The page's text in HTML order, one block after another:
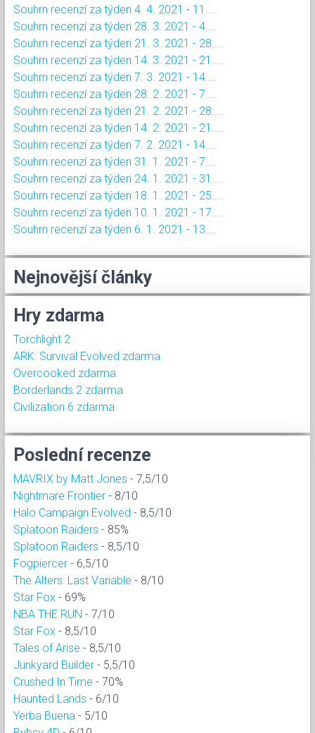
Souhrn recenzí za týden 4. 4. 2021 - 11....
Souhrn recenzí za týden 28. 3. 2021 - 4....
Souhrn recenzí za týden 21. 3. 2021 - 28....
Souhrn recenzí za týden 14. 3. 2021 - 21....
Souhrn recenzí za týden 7. 3. 2021 - 14....
Souhrn recenzí za týden 28. 2. 2021 - 7....
Souhrn recenzí za týden 21. 2. 2021 - 28....
Souhrn recenzí za týden 14. 2. 2021 - 21....
Souhrn recenzí za týden 7. 2. 2021 - 14....
Souhrn recenzí za týden 31. 1. 2021 - 7....
Souhrn recenzí za týden 24. 1. 2021 - 31....
Souhrn recenzí za týden 18. 1. 2021 - 25....
Souhrn recenzí za týden 10. 1. 2021 - 17....
Souhrn recenzí za týden 6. 1. 2021 - 13....
Nejnovější články
Hry zdarma
Torchlight 2
ARK: Survival Evolved zdarma
Overcooked zdarma
Borderlands 2 zdarma
Civilization 6 zdarma
Poslední recenze
MAVRIX by Matt Jones - 7,5/10
Nightmare Frontier - 8/10
Halo Campaign Evolved - 8,5/10
Splatoon Raiders - 85%
Splatoon Raiders - 8,5/10
Fogpiercer - 6,5/10
The Alters: Last Variable - 8/10
Star Fox - 69%
NBA THE RUN - 7/10
Star Fox - 8,5/10
Tales of Arise - 8,5/10
Junkyard Builder - 5,5/10
Crushed In Time - 70%
Haunted Lands - 6/10
Yerba Buena - 5/10